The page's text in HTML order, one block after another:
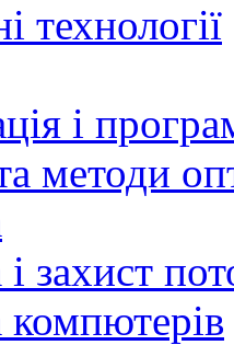
технології
і
методи
захист
компютерів